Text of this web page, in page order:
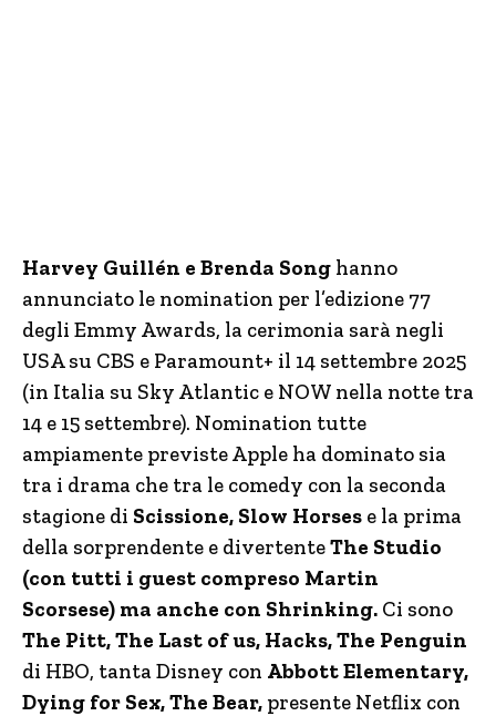
Harvey Guillén e Brenda Song hanno
annunciato le nomination per l’edizione 77
degli Emmy Awards, la cerimonia sarà negli
USA su CBS e Paramount+ il 14 settembre 2025
(in Italia su Sky Atlantic e NOW nella notte tra
14 e 15 settembre). Nomination tutte
ampiamente previste Apple ha dominato sia
tra i drama che tra le comedy con la seconda
stagione di Scissione, Slow Horses e la prima
della sorprendente e divertenteThe Studio
(con tutti i guest compreso Martin
Scorsese) ma anche con Shrinking. Ci sono
The Pitt, The Last of us, Hacks, The Penguin
di HBO, tanta Disney con Abbott Elementary,
Dying for Sex, The Bear, presente Netflix con